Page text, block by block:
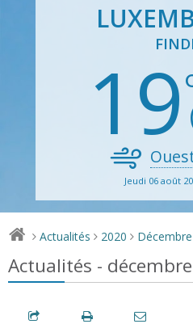
19
Jeudi 06 août
> Actualités > 2020 > Décembre
Actualités -